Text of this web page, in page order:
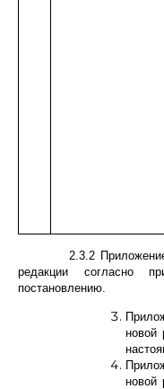
2.3.2
редакции
постановлению.
новой
новой